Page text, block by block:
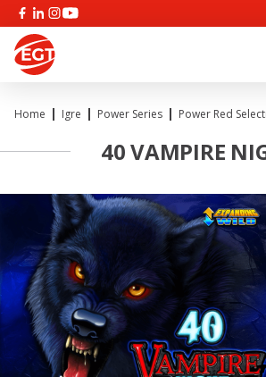
Home Igre Power Series Power Red
40 VAMPIRE